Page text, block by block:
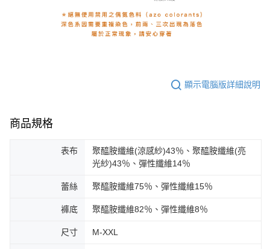
顯示電腦版詳細說明
商品規格
表布
聚醯胺纖維(涼感紗)43％、聚醯胺纖維(亮
光紗)43％、彈性纖維14％
蕾絲 聚醯胺纖維75％、彈性纖維15％
褲底 聚醯胺纖維82％、彈性纖維8％
尺寸 M-XXL